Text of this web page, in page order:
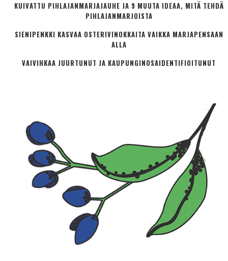
KUIVATTU PIHLAJANMARJAJAUHE JA 9 MUUTA IDEAA, MITÄ TEHDÄ
PIHLAJANMARJOISTA
SIENIPENKKI KASVAA OSTERIVINOKKAITA VAIKKA MARJAPENSAAN
ALLA
VAIVIHKAA JUURTUNUT JA KAUPUNGINOSA­IDENTIFIOITUNUT